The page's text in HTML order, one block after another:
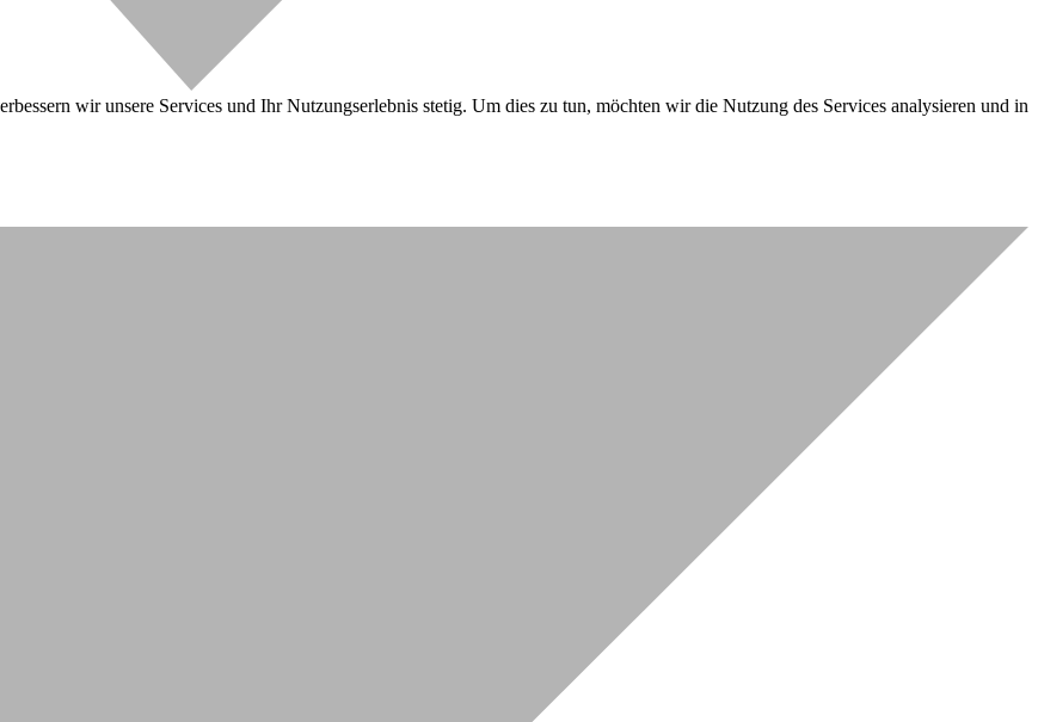
wir unsere Services und Ihr Nutzungserlebnis stetig. Um dies zu tun, möchten wir die Nutzung des Services analysieren und in